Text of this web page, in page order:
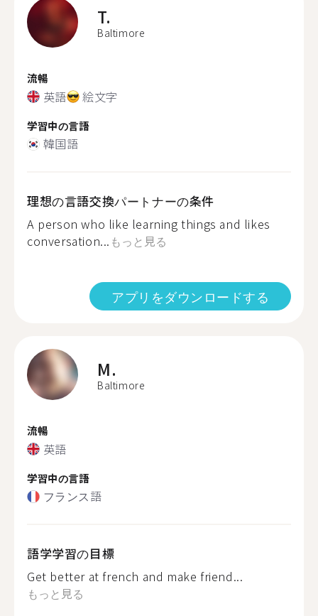
T.
Baltimore
流暢
英語 絵文字
学習中の言語
韓国語
理想の言語交換パートナーの条件
A person who like learning things and likes
conversation... もっと見る
アプリをダウンロードする
M.
Baltimore
流暢
英語
学習中の言語
フランス語
語学学習の目標
Get better at french and make friend...
もっと見る